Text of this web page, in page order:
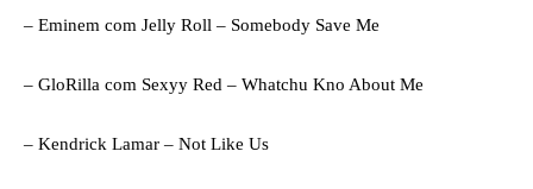
– Eminem com Jelly Roll – Somebody Save Me
– GloRilla com Sexyy Red – Whatchu Kno About Me
– Kendrick Lamar – Not Like Us